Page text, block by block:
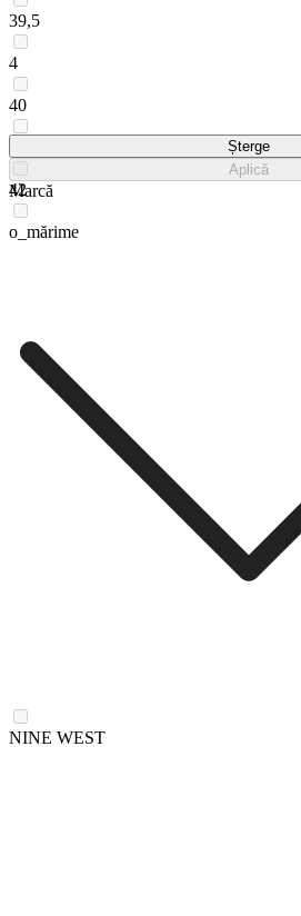
39,5
4
40
42
o_mărime
Șterge
Aplică
Marcă
NINE WEST